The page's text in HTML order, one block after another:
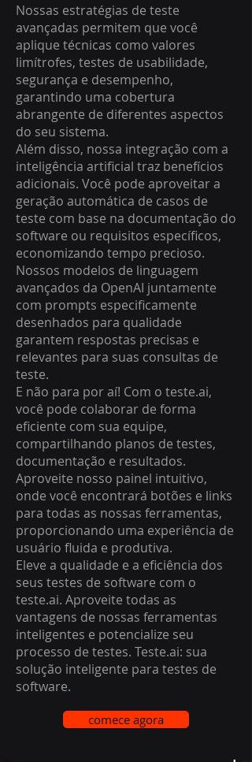
Nossas estratégias de teste
avançadas permitem que você
aplique técnicas como valores
limítrofes, testes de usabilidade,
segurança e desempenho,
garantindo uma cobertura
abrangente de diferentes aspectos
do seu sistema.
Além disso, nossa integração com a
inteligência artificial traz benefícios
adicionais. Você pode aproveitar a
geração automática de casos de
teste com base na documentação do
software ou requisitos específicos,
economizando tempo precioso.
Nossos modelos de linguagem
avançados da OpenAI juntamente
com prompts especificamente
desenhados para qualidade
garantem respostas precisas e
relevantes para suas consultas de
teste.
E não para por aí! Com o teste.ai,
você pode colaborar de forma
eficiente com sua equipe,
compartilhando planos de testes,
documentação e resultados.
Aproveite nosso painel intuitivo,
onde você encontrará botões e links
para todas as nossas ferramentas,
proporcionando uma experiência de
usuário fluida e produtiva.
Eleve a qualidade e a eficiência dos
seus testes de software com o
teste.ai. Aproveite todas as
vantagens de nossas ferramentas
inteligentes e potencialize seu
processo de testes. Teste.ai: sua
solução inteligente para testes de
software.
comece agora